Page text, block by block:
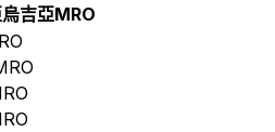
吉亞MRO